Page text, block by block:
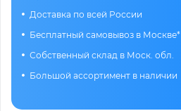
Доставка по всей России
Бесплатный самовывоз в Москве*
Собственный склад в Моск. обл.
Большой ассортимент в наличии